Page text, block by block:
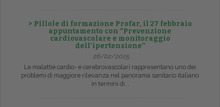
> Pillole di formazione Profar, il 27 febbraio
appuntamento con “Prevenzione
cardiovascolare e monitoraggio
dell’ipertensione”
26/02/2025
Le malattie cardio- e cerebrovascolari rappresentano uno dei
problemi di maggiore rilevanza nel panorama sanitario italiano
in termini di...